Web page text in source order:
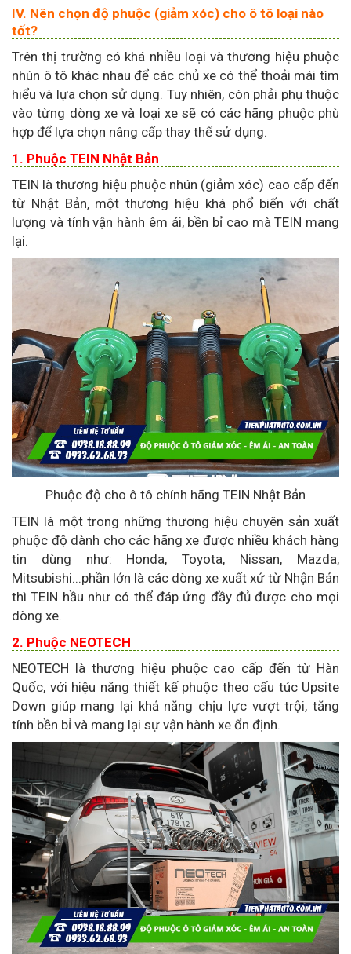
IV. Nên chọn độ phuộc (giảm xóc) cho ô tô loại nào
tốt?
Trên thị trường có khá nhiều loại và thương hiệu phuộc
nhún ô tô khác nhau để các chủ xe có thể thoải mái tìm
hiểu và lựa chọn sử dụng. Tuy nhiên, còn phải phụ thuộc
vào từng dòng xe và loại xe sẽ có các hãng phuộc phù
hợp để lựa chọn nâng cấp thay thế sử dụng.
1. Phuộc TEIN Nhật Bản
TEIN là thương hiệu phuộc nhún (giảm xóc) cao cấp đến
từ Nhật Bản, một thương hiệu khá phổ biến với chất
lượng và tính vận hành êm ái, bền bỉ cao mà TEIN mang
lại.
Phuộc độ cho ô tô chính hãng TEIN Nhật Bản
TEIN là một trong những thương hiệu chuyên sản xuất
phuộc độ dành cho các hãng xe được nhiều khách hàng
tin dùng như: Honda, Toyota, Nissan, Mazda,
Mitsubishi...phần lớn là các dòng xe xuất xứ từ Nhận Bản
thì TEIN hầu như có thể đáp ứng đầy đủ được cho mọi
dòng xe.
2. Phuộc NEOTECH
NEOTECH là thương hiệu phuộc cao cấp đến từ Hàn
Quốc, với hiệu năng thiết kế phuộc theo cấu túc Upsite
Down giúp mang lại khả năng chịu lực vượt trội, tăng
tính bền bỉ và mang lại sự vận hành xe ổn định.